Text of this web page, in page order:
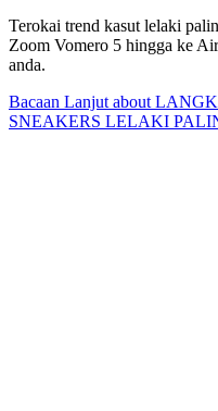
Terokai trend kasut lelaki
Zoom Vomero 5 hingga ke
anda.
Bacaan Lanjut about
SNEAKERS LELAKI